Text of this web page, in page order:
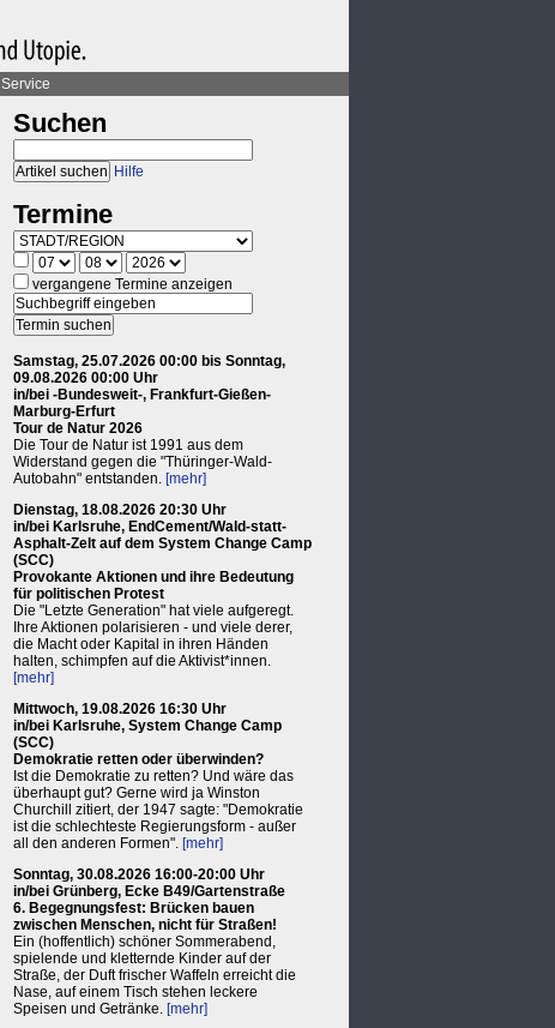
Service
Suchen
Hilfe
Termine
vergangene Termine anzeigen
Samstag, 25.07.2026 00:00 bis Sonntag,
09.08.2026 00:00 Uhr
in/bei -Bundesweit-, Frankfurt-Gießen-
Marburg-Erfurt
Tour de Natur 2026
Die Tour de Natur ist 1991 aus dem
Widerstand gegen die "Thüringer-Wald-
Autobahn" entstanden. [mehr]
Dienstag, 18.08.2026 20:30 Uhr
in/bei Karlsruhe, EndCement/Wald-statt-
Asphalt-Zelt auf dem System Change Camp
(SCC)
Provokante Aktionen und ihre Bedeutung
für politischen Protest
Die "Letzte Generation" hat viele aufgeregt.
Ihre Aktionen polarisieren - und viele derer,
die Macht oder Kapital in ihren Händen
halten, schimpfen auf die Aktivist*innen.
[mehr]
Mittwoch, 19.08.2026 16:30 Uhr
in/bei Karlsruhe, System Change Camp
(SCC)
Demokratie retten oder überwinden?
Ist die Demokratie zu retten? Und wäre das
überhaupt gut? Gerne wird ja Winston
Churchill zitiert, der 1947 sagte: "Demokratie
ist die schlechteste Regierungsform - außer
all den anderen Formen". [mehr]
Sonntag, 30.08.2026 16:00-20:00 Uhr
in/bei Grünberg, Ecke B49/Gartenstraße
6. Begegnungsfest: Brücken bauen
zwischen Menschen, nicht für Straßen!
Ein (hoffentlich) schöner Sommerabend,
spielende und kletternde Kinder auf der
Straße, der Duft frischer Waffeln erreicht die
Nase, auf einem Tisch stehen leckere
Speisen und Getränke. [mehr]